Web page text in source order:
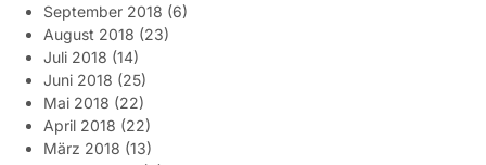
September 2018 (6)
August 2018 (23)
Juli 2018 (14)
Juni 2018 (25)
Mai 2018 (22)
April 2018 (22)
März 2018 (13)